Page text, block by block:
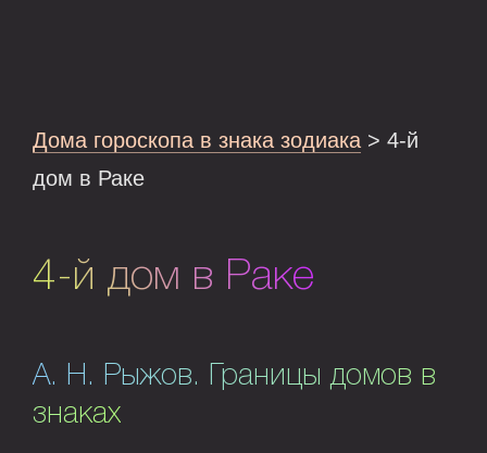
Дома гороскопа в знака зодиака > 4-й
дом в Раке
4-й дом в Раке
А. Н. Рыжов. Границы домов в
знаках